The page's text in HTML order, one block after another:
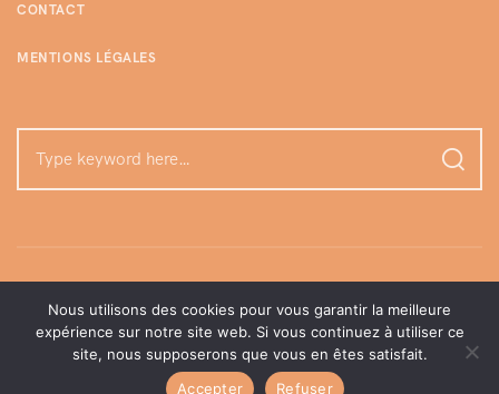
CONTACT
MENTIONS LÉGALES
©enjoylamome | Tous droits réservés, 2026.
Nous utilisons des cookies pour vous garantir la meilleure
expérience sur notre site web. Si vous continuez à utiliser ce
site, nous supposerons que vous en êtes satisfait.
Accepter
Refuser